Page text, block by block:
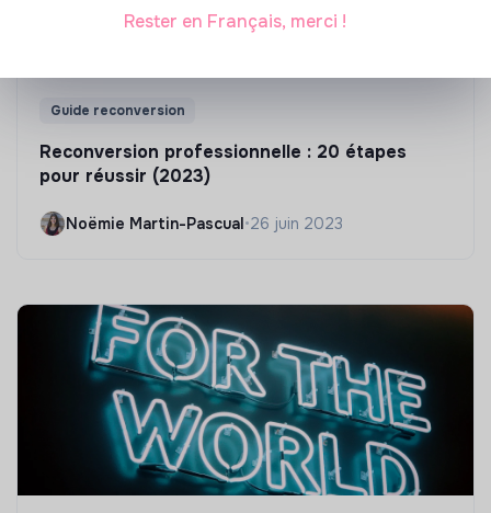
Guide reconversion
Reconversion professionnelle : 20 étapes
pour réussir (2023)
Noëmie Martin-Pascual•26 juin 2023
Rester en Français, merci !